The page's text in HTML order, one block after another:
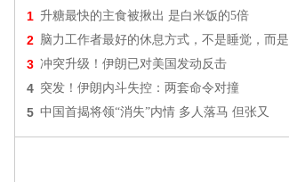
1 升糖最快的主食被揪出 是白米饭的5倍
2 脑力工作者最好的休息方式，不是睡觉，而是
3 冲突升级！伊朗已对美国发动反击
4 突发！伊朗内斗失控：两套命令对撞
5 中国首揭将领“消失”内情 多人落马 但张又